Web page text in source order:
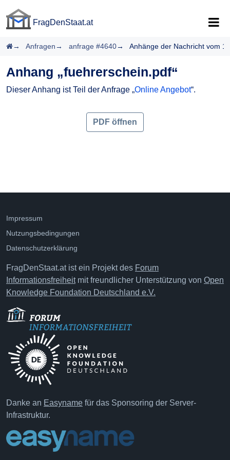
FragDenStaat.at
Startseite
Anfragen anfrage #4640 Anhänge der Nachricht vom
Anhang „fuehrerschein.pdf“
Dieser Anhang ist Teil der Anfrage „Online Angebot“.
PDF öffnen
Impressum
Nutzungsbedingungen
Datenschutzerklärung
FragDenStaat.at ist ein Projekt des Forum
Informationsfreiheitmit freundlicher Unterstützung von Open
Knowledge Foundation Deutschland e.V.
Danke an Easyname für das Sponsoring der Server-
Infrastruktur.